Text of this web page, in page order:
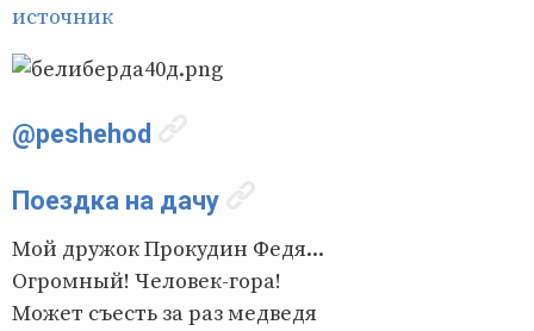
источник
@peshehod
Поездка на дачу
Мой дружок Прокудин Федя...
Огромный! Человек-гора!
Может съесть за раз медведя